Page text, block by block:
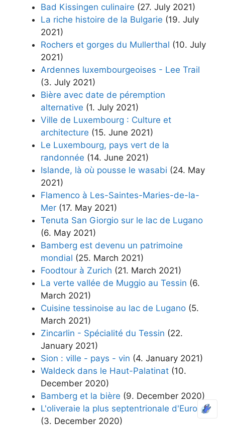
Bad Kissingen culinaire (27. July 2021)
La riche histoire de la Bulgarie (19. July
2021)
Rochers et gorges du Mullerthal (10. July
2021)
Ardennes luxembourgeoises - Lee Trail
(3. July 2021)
Bière avec date de péremption
alternative (1. July 2021)
Ville de Luxembourg : Culture et
architecture (15. June 2021)
Le Luxembourg, pays vert de la
randonnée (14. June 2021)
Islande, là où pousse le wasabi (24. May
2021)
Flamenco à Les-Saintes-Maries-de-la-
Mer (17. May 2021)
Tenuta San Giorgio sur le lac de Lugano
(6. May 2021)
Bamberg est devenu un patrimoine
mondial (25. March 2021)
Foodtour à Zurich (21. March 2021)
La verte vallée de Muggio au Tessin (6.
March 2021)
Cuisine tessinoise au lac de Lugano (5.
March 2021)
Zincarlin - Spécialité du Tessin (22.
January 2021)
Sion : ville - pays - vin (4. January 2021)
Waldeck dans le Haut-Palatinat (10.
December 2020)
Bamberg et la bière (9. December 2020)
L'oliveraie la plus septentrionale d'Europe
(3. December 2020)